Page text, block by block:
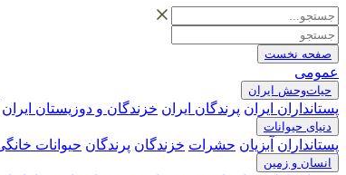
صفحه نخست
عمومی
حیات‌وحش ایران
پستانداران ایران پرندگان ایران خزندگان و دوزیستان ایران
دنیای حیوانات
پستانداران آبزیان حشرات خزندگان پرندگان حیوانات
انسان و زمین